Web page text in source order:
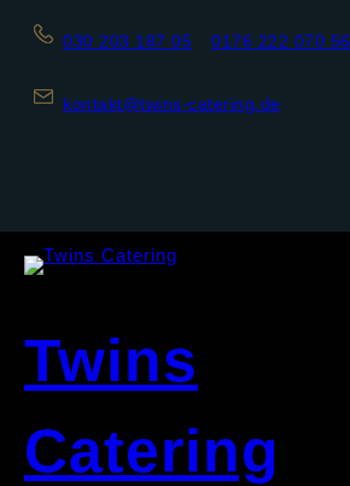
030 203 187 05 0176 222 070 56
kontakt@twins-catering.de
Twins
Catering